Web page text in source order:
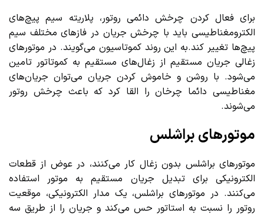
برای فعال کردن چرخش دائمی روتور، پلاریته سیم پیچ‌های
الکترومغناطیسی باید با چرخش جریان در فازهای مختلف سیم
پیچ‌ها تغییر کند.به این روند کموتاسیون می‌گویند. در موتورهای
زغالی جریان مستقیم از زغال‌های مستقیم به کموتاتور تامین
می‌شود. با روشن و خاموش کردن جریان می‌توان جریان‌های
مغناطیسی دائما چرخان را القا کرد که باعث چرخش روتور
می‌شوند.
موتورهای براشلس
موتورهای براشلس بدون زغال کار می‌کنند، در عوض از قطعات
الکترونیکی برای تبدیل جریان مستقیم به موتور استفاده
می‌کنند. در موتورهای براشلس، یک مدار الکترونیکی، موقعیت
روتور را نسبت به استاتور حس می‌کند و جریان را از طریق سه